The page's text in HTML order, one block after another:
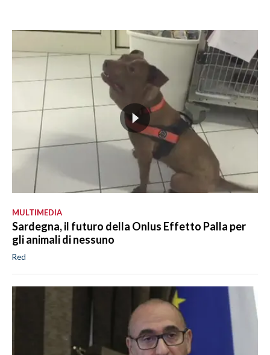
MULTIMEDIA
Sardegna, il futuro della Onlus Effetto Palla per
gli animali di nessuno
Red